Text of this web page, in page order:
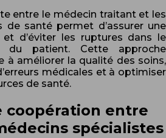
entre le médecin traitant et les
de santé permet d’assurer une
d’éviter les ruptures dans le
du patient. Cette approche
à améliorer la qualité des soins,
médicales et à optimiser
de santé.
coopération entre
spécialistes